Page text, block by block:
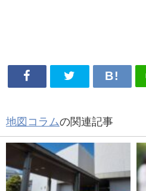
地図コラムの関連記事